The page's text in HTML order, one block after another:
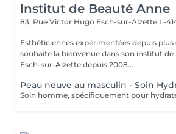
Institut de Beauté Anne
83, Rue Victor Hugo Esch-sur-Alzette L-
Esthéticiennes expérimentées depuis plus
souhaite la bienvenue dans son institut de
Esch-sur-Alzette depuis 2008...
Peau neuve au masculin - Soin